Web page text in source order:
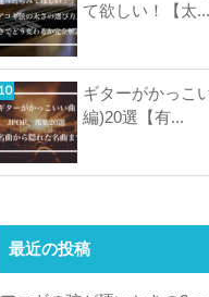
て欲しい！【太...
ギターがかっこ
編)20選【有...
最近の投稿